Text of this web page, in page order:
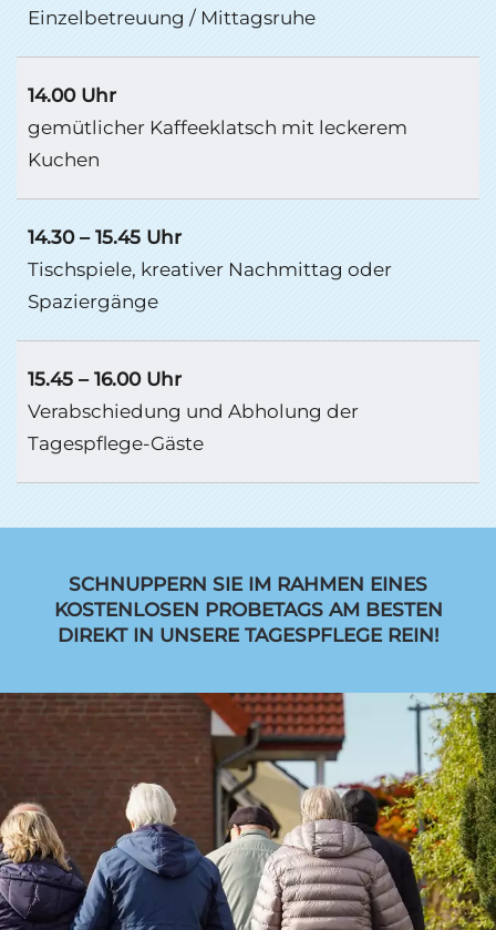
Einzelbetreuung / Mittagsruhe
14.00 Uhr
gemütlicher Kaffeeklatsch mit leckerem
Kuchen
14.30 – 15.45 Uhr
Tischspiele, kreativer Nachmittag oder
Spaziergänge
15.45 – 16.00 Uhr
Verabschiedung und Abholung der
Tagespflege-Gäste
SCHNUPPERN SIE IM RAHMEN EINES
KOSTENLOSEN PROBETAGS AM BESTEN
DIREKT IN UNSERE TAGESPFLEGE REIN!